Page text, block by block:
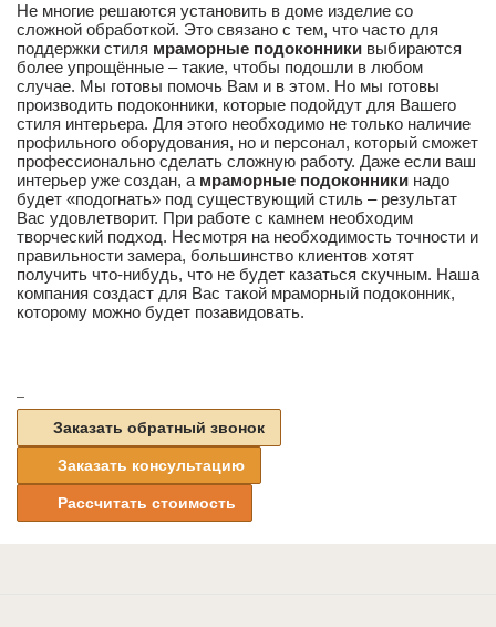
Не многие решаются установить в доме изделие со
сложной обработкой. Это связано с тем, что часто для
поддержки стиля мраморные подоконники выбираются
более упрощённые – такие, чтобы подошли в любом
случае. Мы готовы помочь Вам и в этом. Но мы готовы
производить подоконники, которые подойдут для Вашего
стиля интерьера. Для этого необходимо не только наличие
профильного оборудования, но и персонал, который сможет
профессионально сделать сложную работу. Даже если ваш
интерьер уже создан, а мраморные подоконники надо
будет «подогнать» под существующий стиль – результат
Вас удовлетворит. При работе с камнем необходим
творческий подход. Несмотря на необходимость точности и
правильности замера, большинство клиентов хотят
получить что-нибудь, что не будет казаться скучным. Наша
компания создаст для Вас такой мраморный подоконник,
которому можно будет позавидовать.
Заказать обратный звонок
Заказать консультацию
Рассчитать стоимость